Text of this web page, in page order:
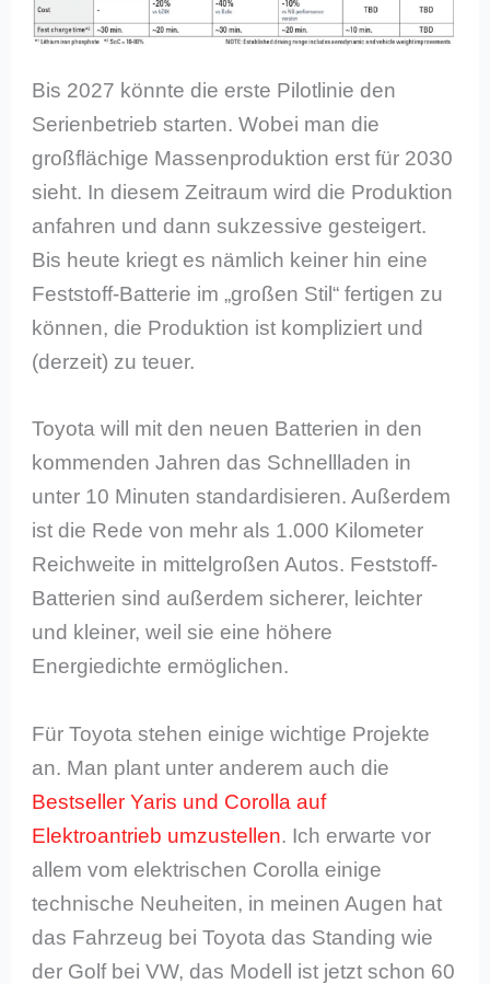
Bis 2027 könnte die erste Pilotlinie den
Serienbetrieb starten. Wobei man die
großflächige Massenproduktion erst für 2030
sieht. In diesem Zeitraum wird die Produktion
anfahren und dann sukzessive gesteigert.
Bis heute kriegt es nämlich keiner hin eine
Feststoff-Batterie im „großen Stil“ fertigen zu
können, die Produktion ist kompliziert und
(derzeit) zu teuer.
Toyota will mit den neuen Batterien in den
kommenden Jahren das Schnellladen in
unter 10 Minuten standardisieren. Außerdem
ist die Rede von mehr als 1.000 Kilometer
Reichweite in mittelgroßen Autos. Feststoff-
Batterien sind außerdem sicherer, leichter
und kleiner, weil sie eine höhere
Energiedichte ermöglichen.
Für Toyota stehen einige wichtige Projekte
an. Man plant unter anderem auch die
Bestseller Yaris und Corolla auf
Elektroantrieb umzustellen. Ich erwarte vor
allem vom elektrischen Corolla einige
technische Neuheiten, in meinen Augen hat
das Fahrzeug bei Toyota das Standing wie
der Golf bei VW, das Modell ist jetzt schon 60